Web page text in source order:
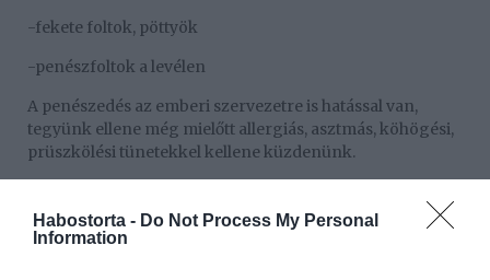
Habostorta - Do Not Process My Personal
Information
-fekete foltok, pöttyök
-penészfoltok a levélen
A penészedés az emberi szervezetre is hatással van,
tegyünk ellene még mielőtt allergiás, asztmás, köhögési,
prüszkölési tünetekkel kellene küzdenünk.
A penész gyakran nem látszik szabad szemmel a föld